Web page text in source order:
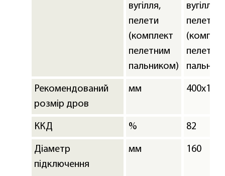
вугілля,
пелети
(комплект
пелетним
пальником)
вугілля,
пелети
Рекомендований
розмір дров
мм 400х150
ККД % 82
Діаметр
підключення
мм 160